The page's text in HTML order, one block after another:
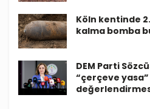
Köln kentinde
kalma bomba
DEM Parti
“çerçeve